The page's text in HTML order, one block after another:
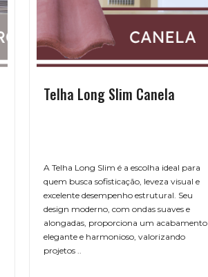
Telha Long Slim Canela
A Telha Long Slim é a escolha ideal para
quem busca sofisticação, leveza visual e
excelente desempenho estrutural. Seu
design moderno, com ondas suaves e
alongadas, proporciona um acabamento
elegante e harmonioso, valorizando
projetos ..